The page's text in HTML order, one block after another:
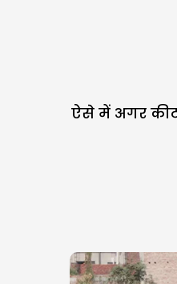
ऐसे में अगर